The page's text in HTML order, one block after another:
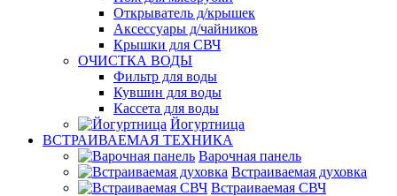
Открыватель д/крышек
Аксессуары д/чайников
Крышки для СВЧ
ОЧИСТКА ВОДЫ
Фильтр для воды
Кувшин для воды
Кассета для воды
Йогуртница
ВСТРАИВАЕМАЯ ТЕХНИКА
Варочная панель
Встраиваемая духовка
Встраиваемая СВЧ